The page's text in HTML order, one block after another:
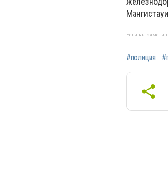
Если вы
#полиция